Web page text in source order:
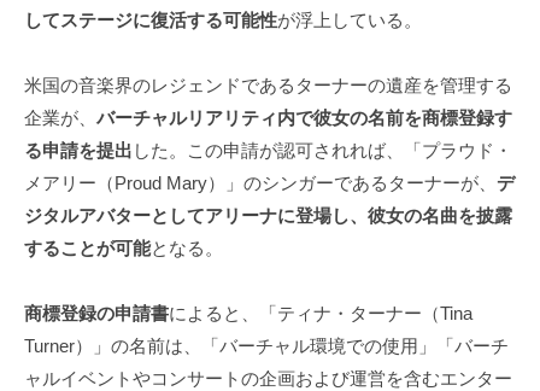
h
y
a
m
ト
してステージに復活する可能性が浮上している。
米国の音楽界のレジェンドであるターナーの遺産を管理する
企業が、 バーチャルリアリティ内で彼女の名前を商標登録す
る申請を提出 した。この申請が認可されれば、「プラウド・
メアリー（Proud Mary）」のシンガーであるターナーが、 デ
ジタルアバターとしてアリーナに登場し、彼女の名曲を披露
することが可能となる。
商標登録の申請書によると、「ティナ・ターナー（Tina
Turner）」の名前は、「バーチャル環境での使用」「バーチ
ャルイベントやコンサートの企画および運営を含むエンター